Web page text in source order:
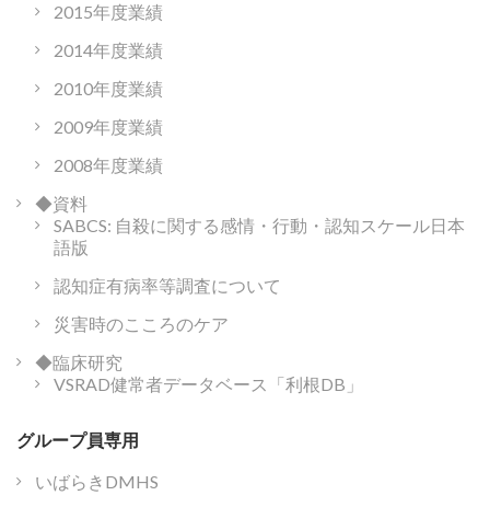
2015年度業績
2014年度業績
2010年度業績
2009年度業績
2008年度業績
◆資料
SABCS: 自殺に関する感情・行動・認知スケール日本
語版
認知症有病率等調査について
災害時のこころのケア
◆臨床研究
VSRAD健常者データベース「利根DB」
グループ員専用
いばらきDMHS